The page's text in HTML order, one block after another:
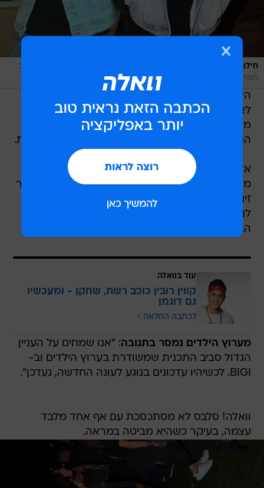
חילופים (לא) נעימים. קווין רובין ובן זיני
עיבוד תמונה, אבי כהן, אביב
חופי
האם הצלחה של אחד היא הבעיה של השני, כי
לאחרונה דווח שזיני ורובין שהיו חברים ובילו באותם
מעגלים חברתיים, כבר לא בדיוק מסתדרים ואפילו
החליטו שלא לעקוב זה אחרי זה ברשתות החברתיות.
אז על מה הדרמה שהובילה לניתוק היחסים? יכול
מאוד להיות שסביב אותו התפקיד בדיוק, זה שכאמור
זיני מילא עד לא מזמן, כשהנחה על המסך הקטן
לנוער - בעוד שרובין יעשה אותו, במקומו, בעונה
הבאה של "הבנים והבנות". מעניין.
עוד בוואלה
קווין רובין כוכב רשת, שחקן - ומעכשיו
גם דוגמן
לכתבה המלאה
מערוץ הילדים נמסר בתגובה: "אנו שמחים על העניין
הגדול סביב התכנית שמשודרת בערוץ הילדים וב-
BIGI. לכשיהיו עדכונים בנוגע לעונה החדשה, נעדכן".
וואלה! סלבס לא מסתכסכת עם אף אחד מלבד
עצמה, בעיקר כשהיא מביטה במראה.